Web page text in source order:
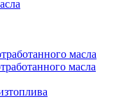
масла
масла